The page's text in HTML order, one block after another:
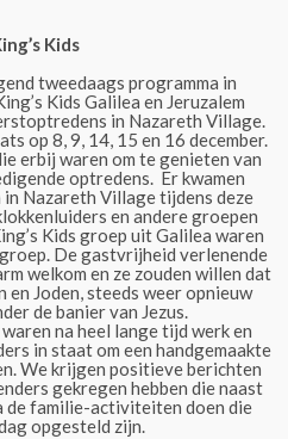
Kids
tweedaags programma in
Kids Galilea en Jeruzalem
in Nazareth Village.
op 8, 9, 14, 15 en 16 december.
erbij waren om te genieten van
optredens. Er kwamen
Nazareth Village tijdens deze
en andere groepen
Kids groep uit Galilea waren
De gastvrijheid verlenende
welkom en ze zouden willen dat
en Joden, steeds weer opnieuw
de banier van Jezus.
na heel lange tijd werk en
in staat om een handgemaakte
We krijgen positieve berichten
gekregen hebben die naast
de familie-activiteiten doen die
opgesteld zijn.